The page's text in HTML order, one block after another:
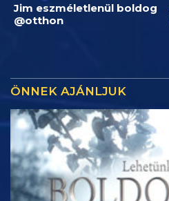
Jim eszméletlenül boldog
@otthon
ÖNNEK AJÁNLJUK